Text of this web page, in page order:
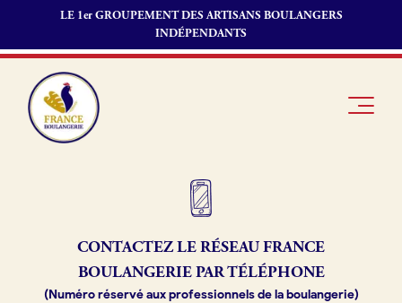
LE 1er GROUPEMENT DES ARTISANS BOULANGERS
INDÉPENDANTS
Je suis
boulanger
Je découvre
Offres
d’emploi
Fonds de
Je suis
fournisseur
CONTACTEZ LE RÉSEAUFRANCE
BOULANGERIE PAR TÉLÉPHONE
(Numéro réservé aux professionnels de la boulangerie)